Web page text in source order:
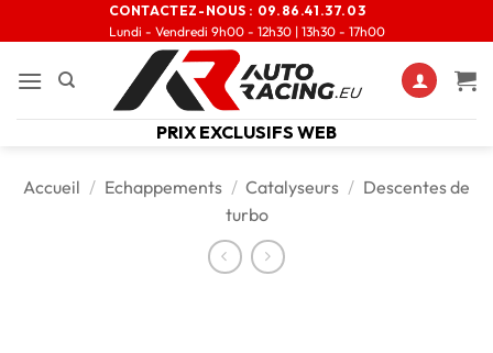
CONTACTEZ-NOUS : 09.86.41.37.03
Lundi - Vendredi 9h00 - 12h30 | 13h30 - 17h00
PRIX EXCLUSIFS WEB
Accueil / Echappements / Catalyseurs / Descentes de
turbo